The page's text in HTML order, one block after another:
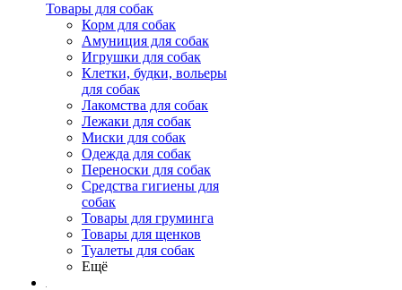
Товары для собак
Корм для собак
Амуниция для собак
Игрушки для собак
Клетки, будки, вольеры
для собак
Лакомства для собак
Лежаки для собак
Миски для собак
Одежда для собак
Переноски для собак
Средства гигиены для
собак
Товары для груминга
Товары для щенков
Туалеты для собак
Ещё